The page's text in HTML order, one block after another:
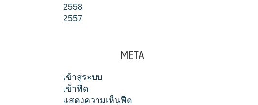
2558
2557
META
เข้าสู่ระบบ
เข้าฟีด
แสดงความเห็นฟีด